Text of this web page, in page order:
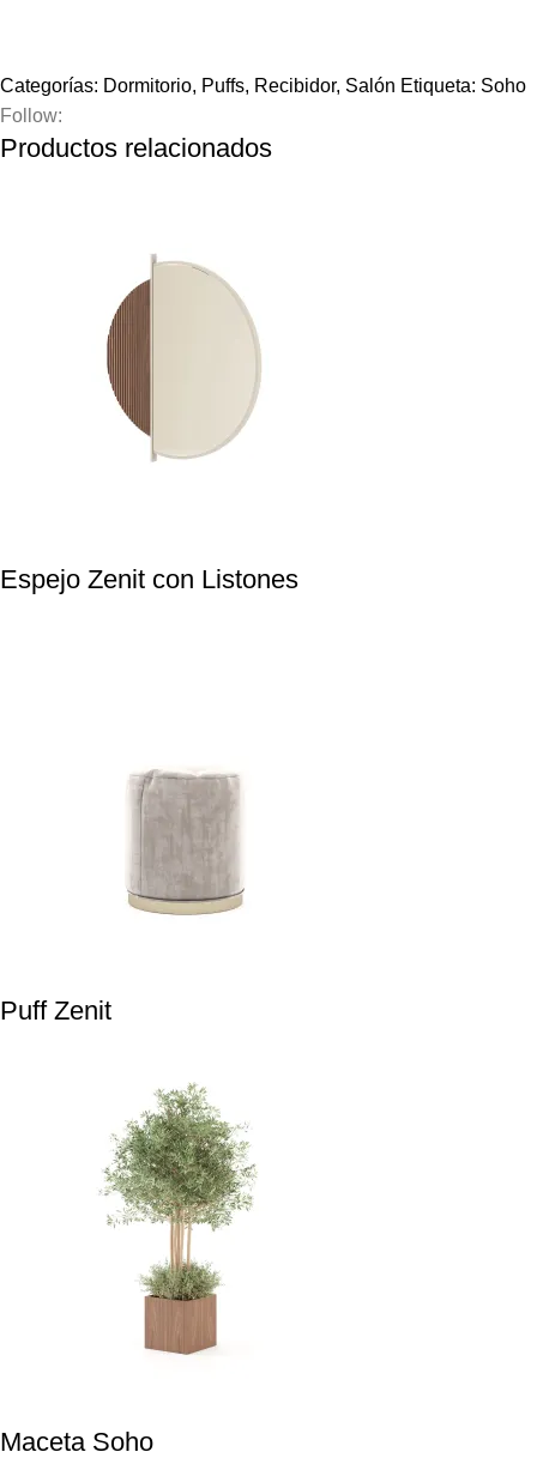
Categorías: Dormitorio, Puffs, Recibidor, Salón Etiqueta: Soho
Follow:
Productos relacionados
Espejo Zenit con Listones
Puff Zenit
Maceta Soho